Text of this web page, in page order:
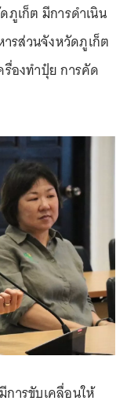
ภูเก็ต มีการดำเนิน
ารส่วนจังหวัดภูเก็ต
รื่องทำปุ๋ย การคัด
ารขับเคลื่อนให้